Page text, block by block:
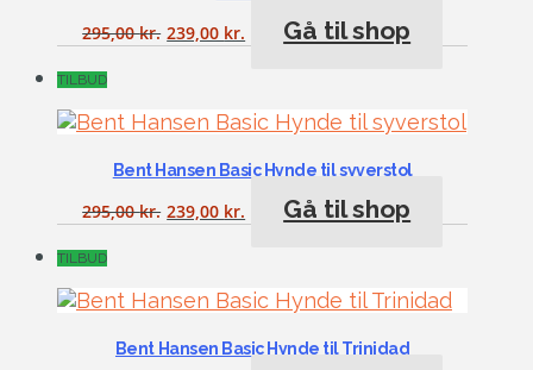
295,00kr. 239,00 kr. Gå til shop
TILBUD
Bent Hansen Basic Hynde til syverstol
295,00kr. 239,00 kr. Gå til shop
TILBUD
Bent Hansen Basic Hynde til Trinidad